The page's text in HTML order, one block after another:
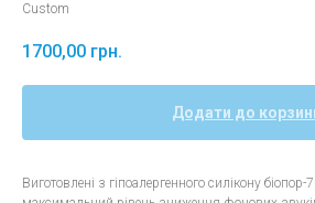
Custom
1700,00 грн.
Додати до
Виготовлені з гіпоалергенного силікону